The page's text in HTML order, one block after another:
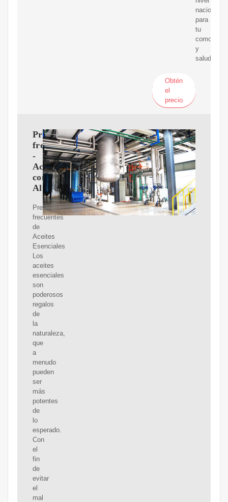
nacional
para
tu
comodidad
y
salud.
Obtén
el
precio
Preguntas
frecuentes
-
Aceites
con
Alma
Preguntas
frecuentes
de
Aceites
Esenciales
Los
aceites
esenciales
son
poderosos
regalos
de
la
naturaleza,
que
a
menudo
pueden
ser
más
potentes
de
lo
esperado.
Con
el
fin
de
evitar
el
mal